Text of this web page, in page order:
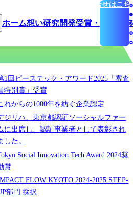
ホーム想い研究開発受賞・メディ
お問合せはこち
掲載実績
1回ピーステック・アワード2025「審査
特別賞」受賞
れからの1000年を紡ぐ企業認定
ジリハ、東京都認証ソーシャルファー
に出席し、認証事業者として表彰され
した。
Social Innovation Tech Award 2024奨
賞
FLOW KYOTO 2024-2025 STEP-
部門 採択